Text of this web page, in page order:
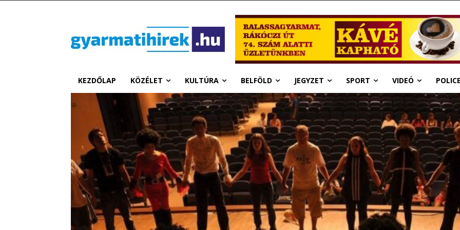
KEZDŐLAP KÖZÉLET KULTÚRA BELFÖLD JEGYZET SPORT VIDEÓ